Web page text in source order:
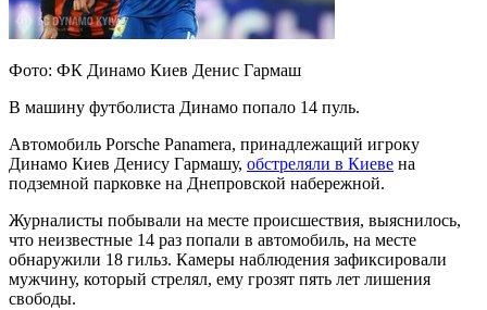
Фото: ФК Динамо Киев Денис Гармаш
В машину футболиста Динамо попало 14 пуль.
Автомобиль Porsche Panamera, принадлежащий игроку
Динамо Киев Денису Гармашу, обстреляли в Киеве на
подземной парковке на Днепровской набережной.
Журналисты побывали на месте происшествия, выяснилось,
что неизвестные 14 раз попали в автомобиль, на месте
обнаружили 18 гильз. Камеры наблюдения зафиксировали
мужчину, который стрелял, ему грозят пять лет лишения
свободы.